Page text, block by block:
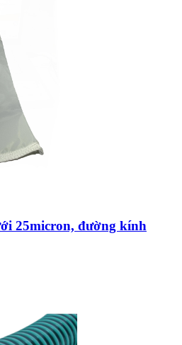
25micron, đường kính